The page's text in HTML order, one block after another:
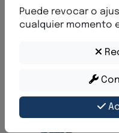
Posibilidades
El sistema de
Puede revocar o
cualquier momento